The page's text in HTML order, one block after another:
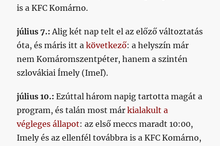
is a KFC Komárno.
július 7.: Alig két nap telt el az előző változtatás
óta, és máris itt akövetkező: a helyszín már
nem Komáromszentpéter, hanem a szintén
szlovákiai Ímely (Imeľ).
július 10.: Ezúttal három napig tartotta magát a
program, és talán most márkialakult a
végleges állapot: az első meccs maradt 10:00,
Imely és az ellenfél továbbra is a KFC Komárno,